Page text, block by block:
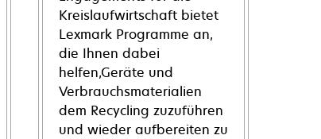
Kreislaufwirtschaft bietet
Lexmark Programme an,
die Ihnen dabei
helfen,Geräte und
Verbrauchsmaterialien
dem Recycling zuzuführen
und wieder aufbereiten zu